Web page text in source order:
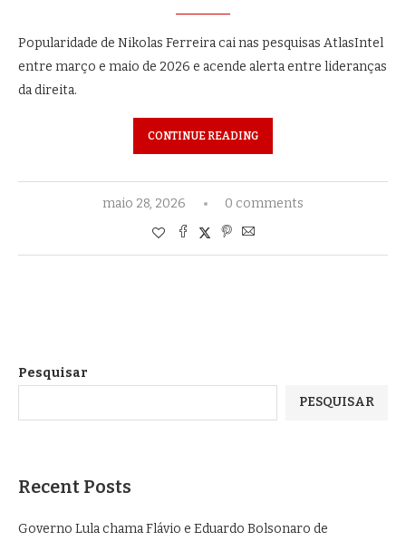
Popularidade de Nikolas Ferreira cai nas pesquisas AtlasIntel
entre março e maio de 2026 e acende alerta entre lideranças
da direita.
CONTINUE READING
maio 28, 2026 0 comments
Pesquisar
PESQUISAR
Recent Posts
Governo Lula chama Flávio e Eduardo Bolsonaro de